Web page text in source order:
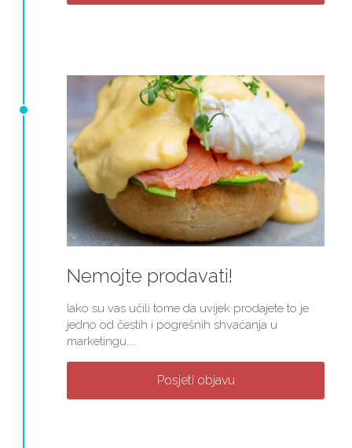
Nemojte prodavati!
Iako su vas učili tome da uvijek prodajete to je
jedno od čestih i pogrešnih shvaćanja u
marketingu....
Posjeti objavu